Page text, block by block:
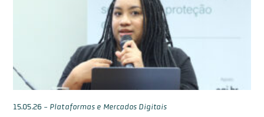
15.05.26 - Plataformas e Mercados Digitais